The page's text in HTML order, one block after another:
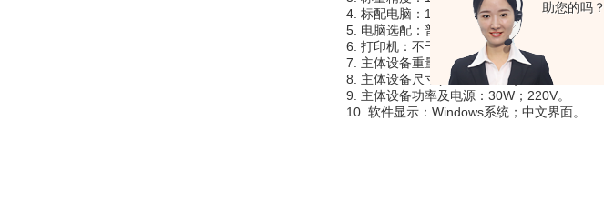
助您的吗？
4. 标配电脑：15寸触屏电脑终端
5. 电脑选配：普通电脑或笔记本电脑；
6. 打印机：不干胶标签打印机
7. 主体设备重量：5kg
8. 主体设备尺寸(长宽高，mm)：318*360*118
9. 主体设备功率及电源：30W；220V。
10. 软件显示：Windows系统；中文界面。